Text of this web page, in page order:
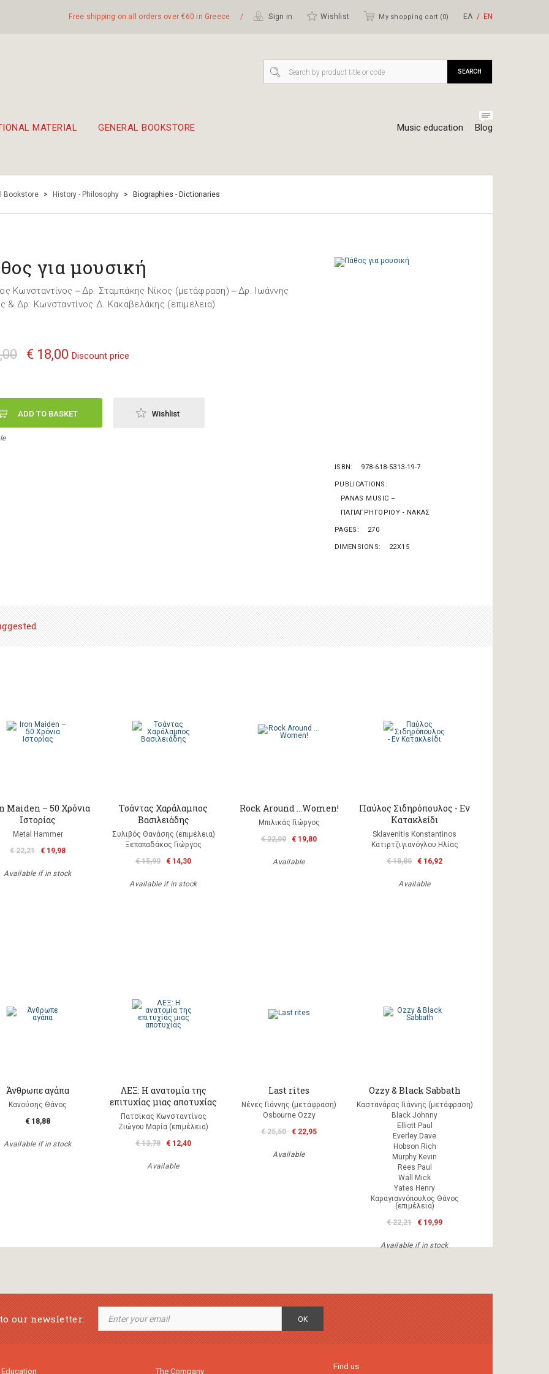
Free shipping on all orders over €60 in Greece / Sign in Wishlist My shopping cart (0) ΕΛ ΕΝ
MATERIAL GENERAL BOOKSTORE Music education Blog
SEARCH
Bookstore > History - Philosophy > Biographies - Dictionaries
για μουσική
Κωνσταντίνος — Δρ. Σταμπάκης Νίκος (μετάφραση) —Δρ. Ιωάννης
& Δρ. Κωνσταντίνος Δ. Κακαβελάκης (επιμέλεια)
€ 18,00 Discount price
ADD TO BASKET Wishlist
ISBN 978-618-5313-19-7
PUBLICATIONS
PANAS MUSIC –
ΠΑΠΑΓΡΗΓΟΡΙΟΥ - ΝΑΚΑΣ
PAGES 270
DIMENSIONS 22X15
Maiden – 50 Χρόνια
Ιστορίας
Metal Hammer
€ 22,21
€ 19,98
Available if in stock
Τσάντας Χαράλαμπος
Βασιλειάδης
Συλιβός Θανάσης (επιμέλεια)
Ξεπαπαδάκος Γιώργος
€ 15,90
€ 14,30
Available if in stock
Rock Around …Women!
Μπιλικάς Γιώργος
€ 22,00
€ 19,80
Available
Παύλος Σιδηρόπουλος - Εν
Κατακλείδι
Sklavenitis Konstantinos
Κατιρτζιγιανόγλου Ηλίας
€ 18,80
€ 16,92
Available
Άνθρωπε αγάπα
Κανούσης Θάνος
€ 18,88
Available if in stock
ΛΕΞ: Η ανατομία της
επιτυχίας μιας αποτυχίας
Πατσίκας Κωνσταντίνος
Ζιώγου Μαρία (επιμέλεια)
€ 13,78
€ 12,40
Available
Last rites
Νένες Γιάννης (μετάφραση)
Osbourne Ozzy
€ 25,50
€ 22,95
Available
Ozzy & Black Sabbath
Καστανάρας Γιάννης (μετάφραση)
Black Johnny
Elliott Paul
Everley Dave
Hobson Rich
Murphy Kevin
Rees Paul
Wall Mick
Yates Henry
Καραγιαννόπουλος Θάνος
(επιμέλεια)
€ 22,21
€ 19,99
Available if in stock
our newsletter: OK
The Company
Find us